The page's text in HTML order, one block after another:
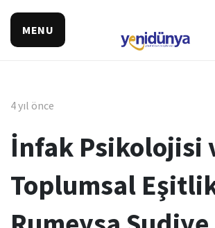
MENU
4 yıl önce
İnfak Psikolojisi
Toplumsal